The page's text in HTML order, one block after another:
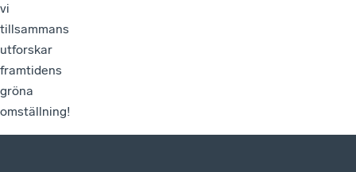
vi
tillsammans
utforskar
framtidens
gröna
omställning!